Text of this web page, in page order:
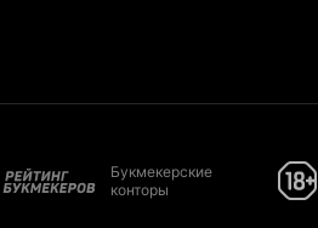
Букмекерские
конторы